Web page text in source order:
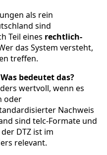
als rein
sind
Teil eines rechtlich-
das System versteht,
treffen.
bedeutet das?
wertvoll, wenn es
oder
Nachweis
sind telc-Formate und
DTZ ist im
relevant.